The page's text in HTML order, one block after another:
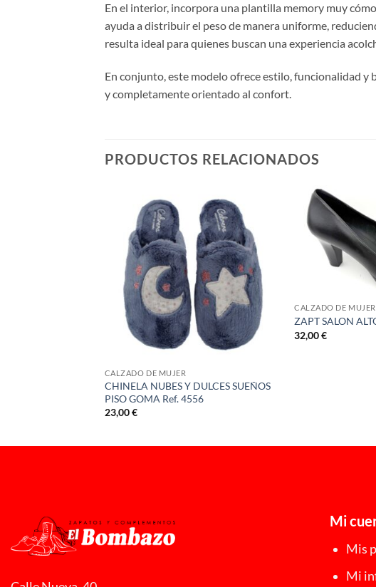
En el interior, incorpora una plantilla memory muy
ayuda a distribuir el peso de manera uniforme,
resulta ideal para quienes buscan una experiencia
En conjunto, este modelo ofrece estilo, funcionalidad
y completamente orientado al confort.
PRODUCTOS RELACIONADOS
CALZADO DE MUJER
CHINELA NUBES Y DULCES SUEÑOS
PISO GOMA Ref. 4556
23,00€
CALZADO DE MUJER
ZAPT SALON
32,00€
Mi
Mis
Mi